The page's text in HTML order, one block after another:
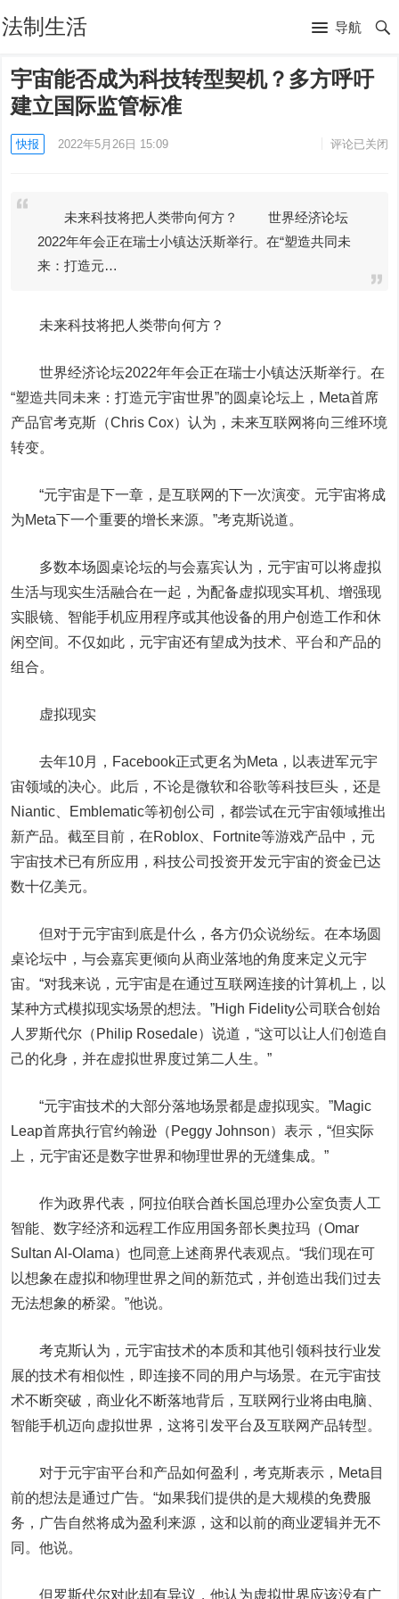
法制生活 导航
宇宙能否成为科技转型契机？多方呼吁
建立国际监管标准
快报 2022年5月26日 15:09 评论已关闭
未来科技将把人类带向何方？ 世界经济论坛
2022年年会正在瑞士小镇达沃斯举行。在“塑造共同未
来：打造元…
未来科技将把人类带向何方？
世界经济论坛2022年年会正在瑞士小镇达沃斯举行。在
“塑造共同未来：打造元宇宙世界”的圆桌论坛上，Meta首席
产品官考克斯（Chris Cox）认为，未来互联网将向三维环境
转变。
“元宇宙是下一章，是互联网的下一次演变。元宇宙将成
为Meta下一个重要的增长来源。”考克斯说道。
多数本场圆桌论坛的与会嘉宾认为，元宇宙可以将虚拟
生活与现实生活融合在一起，为配备虚拟现实耳机、增强现
实眼镜、智能手机应用程序或其他设备的用户创造工作和休
闲空间。不仅如此，元宇宙还有望成为技术、平台和产品的
组合。
虚拟现实
去年10月，Facebook正式更名为Meta，以表进军元宇
宙领域的决心。此后，不论是微软和谷歌等科技巨头，还是
Niantic、Emblematic等初创公司，都尝试在元宇宙领域推出
新产品。截至目前，在Roblox、Fortnite等游戏产品中，元
宇宙技术已有所应用，科技公司投资开发元宇宙的资金已达
数十亿美元。
但对于元宇宙到底是什么，各方仍众说纷纭。在本场圆
桌论坛中，与会嘉宾更倾向从商业落地的角度来定义元宇
宙。“对我来说，元宇宙是在通过互联网连接的计算机上，以
某种方式模拟现实场景的想法。”High Fidelity公司联合创始
人罗斯代尔（Philip Rosedale）说道，“这可以让人们创造自
己的化身，并在虚拟世界度过第二人生。”
“元宇宙技术的大部分落地场景都是虚拟现实。”Magic
Leap首席执行官约翰逊（Peggy Johnson）表示，“但实际
上，元宇宙还是数字世界和物理世界的无缝集成。”
作为政界代表，阿拉伯联合酋长国总理办公室负责人工
智能、数字经济和远程工作应用国务部长奥拉玛（Omar
Sultan Al-Olama）也同意上述商界代表观点。“我们现在可
以想象在虚拟和物理世界之间的新范式，并创造出我们过去
无法想象的桥梁。”他说。
考克斯认为，元宇宙技术的本质和其他引领科技行业发
展的技术有相似性，即连接不同的用户与场景。在元宇宙技
术不断突破，商业化不断落地背后，互联网行业将由电脑、
智能手机迈向虚拟世界，这将引发平台及互联网产品转型。
对于元宇宙平台和产品如何盈利，考克斯表示，Meta目
前的想法是通过广告。“如果我们提供的是大规模的免费服
务，广告自然将成为盈利来源，这和以前的商业逻辑并无不
同。他说。
但罗斯代尔对此却有异议，他认为虚拟世界应该没有广